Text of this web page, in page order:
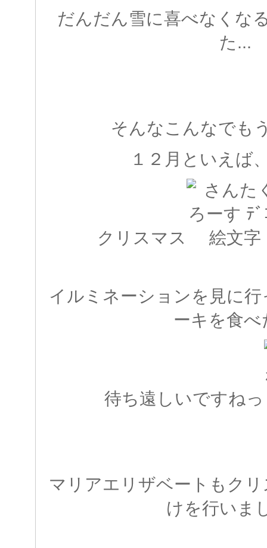
だんだん雪に喜べなくな
た...
そんなこんなでも
１２月といえば
クリスマス
イルミネーションを見に
ーキを食べ
待ち遠しいですねっ
マリアエリザベートもク
けを行いま